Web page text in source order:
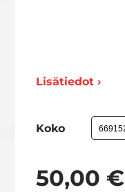
Lisätiedot ›
Koko
50,00 €